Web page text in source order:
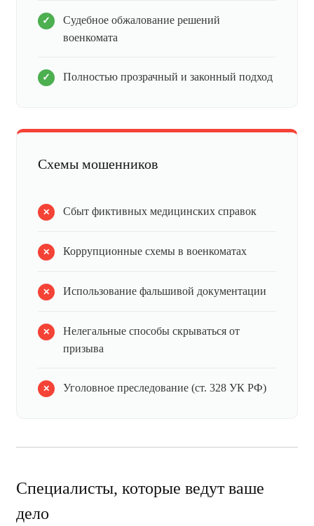
Судебное обжалование решений
военкомата
Полностью прозрачный и законный подход
Схемы мошенников
Сбыт фиктивных медицинских справок
Коррупционные схемы в военкоматах
Использование фальшивой документации
Нелегальные способы скрываться от
призыва
Уголовное преследование (ст. 328 УК РФ)
Специалисты, которые ведут ваше
дело